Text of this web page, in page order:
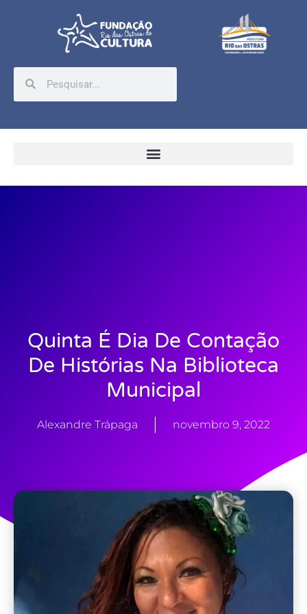
Quinta É Dia De Contação
De Histórias Na Biblioteca
Municipal
Alexandre Trápaga novembro 9, 2022